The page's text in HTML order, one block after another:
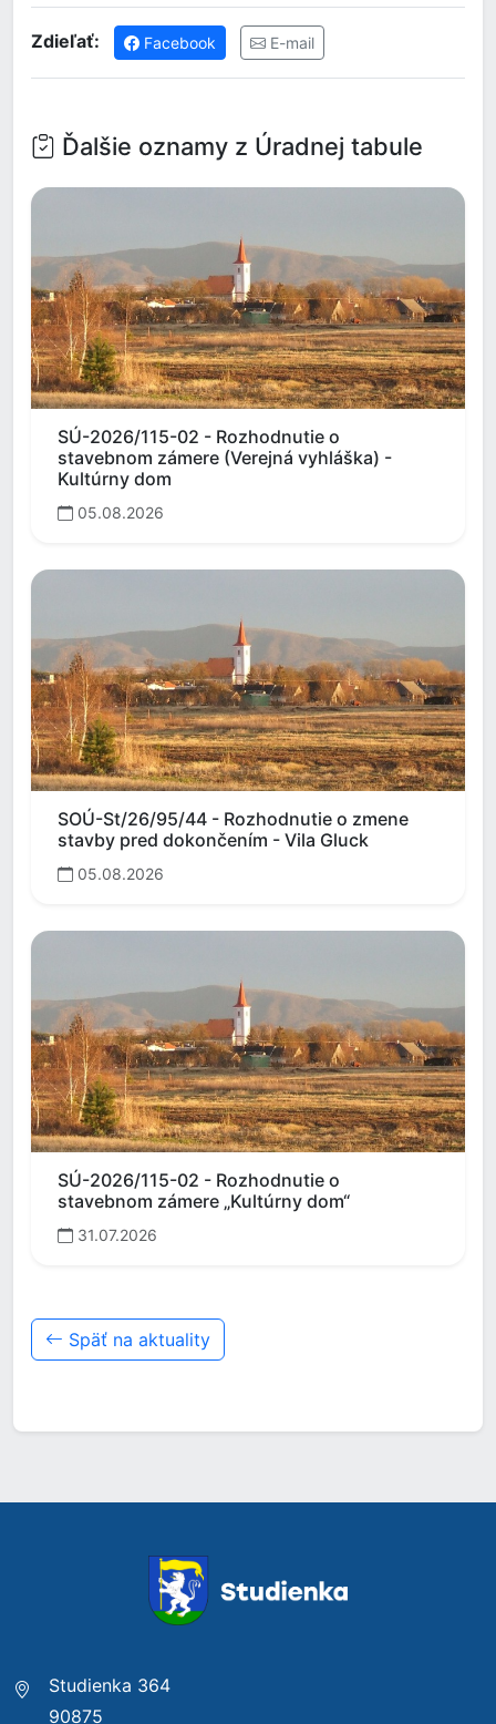
Zdieľať: Facebook E-mail
Ďalšie oznamy z Úradnej tabule
SÚ-2026/115-02 - Rozhodnutie o
stavebnom zámere (Verejná vyhláška) -
Kultúrny dom
05.08.2026
SOÚ-St/26/95/44 - Rozhodnutie o zmene
stavby pred dokončením - Vila Gluck
05.08.2026
SÚ-2026/115-02 - Rozhodnutie o
stavebnom zámere „Kultúrny dom“
31.07.2026
Späť na aktuality
Studienka 364
90875